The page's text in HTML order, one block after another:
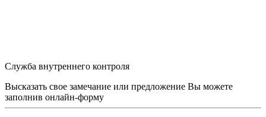
Служба внутреннего контроля
Высказать свое замечание или предложение Вы можете
заполнив онлайн-форму